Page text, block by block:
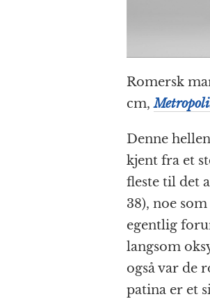
Romersk
cm,
Denne
kjent fra et
fleste til det
38), noe
egentlig
langsom
også var de
patina er et